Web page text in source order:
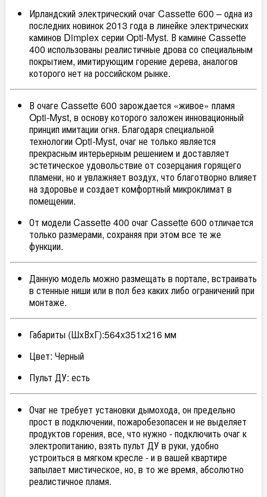
Ирландский электрический очаг Cassette 600 – одна из
последних новинок 2013 года в линейке электрических
каминов Dimplex серии Opti-Myst. В камине Cassette
400 использованы реалистичные дрова со специальным
покрытием, имитирующим горение дерева, аналогов
которого нет на российском рынке.
В очаге Cassette 600 зарождается «живое» пламя
Opti-Myst, в основу которого заложен инновационный
принцип имитации огня. Благодаря специальной
технологии Opti-Myst, очаг не только является
прекрасным интерьерным решением и доставляет
эстетическое удовольствие от созерцания горящего
пламени, но и увлажняет воздух, что благотворно влияет
на здоровье и создает комфортный микроклимат в
помещении.
От модели Cassette 400 очаг Cassette 600 отличается
только размерами, сохраняя при этом все те же
функции.
Данную модель можно размещать в портале, встраивать
в стенные ниши или в пол без каких либо ограничений при
монтаже.
Габариты (ШxВxГ):564x351x216 мм
Цвет: Черный
Пульт ДУ: есть
Очаг не требует установки дымохода, он предельно
прост в подключении, пожаробезопасен и не выделяет
продуктов горения, все, что нужно - подключить очаг к
электропитанию, взять пульт ДУ в руки, удобно
устроиться в мягком кресле - и в вашей квартире
запылает мистическое, но, в то же время, абсолютно
реалистичное пламя.